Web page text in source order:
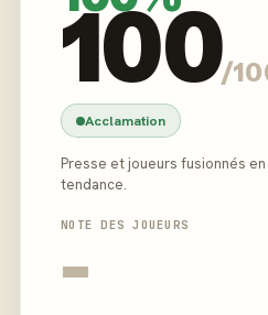
100/
Acclamation
Presse et joueurs fusionnés
tendance.
NOTE DES JOUEURS
-